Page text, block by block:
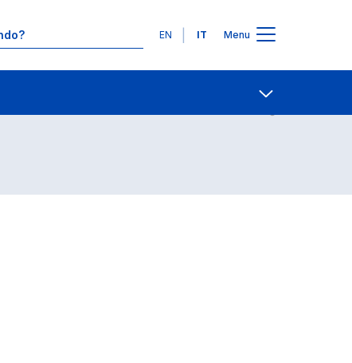
Lingue
EN IT Menu
Contatti